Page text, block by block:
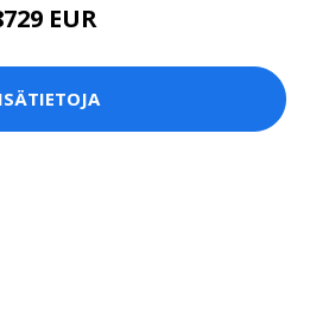
EUR